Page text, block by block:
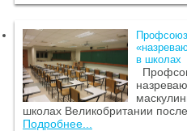
в школах
школах Великобритании после
Подробнее...